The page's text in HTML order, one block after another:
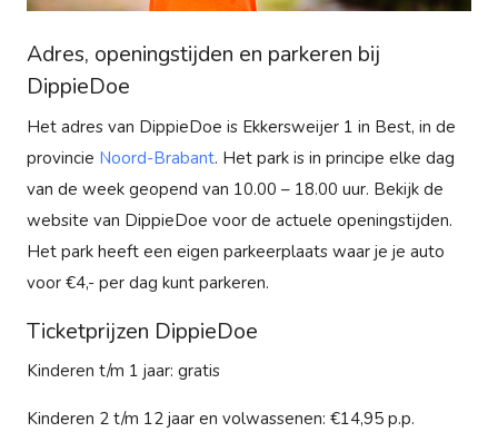
Adres, openingstijden en parkeren bij
DippieDoe
Het adres van DippieDoe is Ekkersweijer 1 in Best, in de
provincie Noord-Brabant. Het park is in principe elke dag
van de week geopend van 10.00 – 18.00 uur. Bekijk de
website van DippieDoe voor de actuele openingstijden.
Het park heeft een eigen parkeerplaats waar je je auto
voor €4,- per dag kunt parkeren.
Ticketprijzen DippieDoe
Kinderen t/m 1 jaar: gratis
Kinderen 2 t/m 12 jaar en volwassenen: €14,95 p.p.